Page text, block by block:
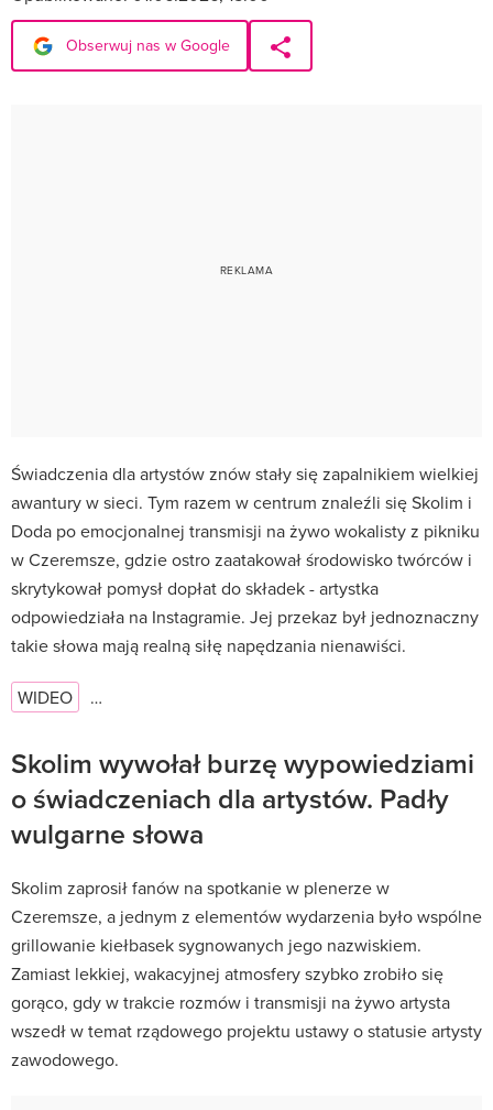
Obserwuj nas w Google
Świadczenia dla artystów znów stały się zapalnikiem wielkiej
awantury w sieci. Tym razem w centrum znaleźli się Skolim i
Doda po emocjonalnej transmisji na żywo wokalisty z pikniku
w Czeremsze, gdzie ostro zaatakował środowisko twórców i
skrytykował pomysł dopłat do składek - artystka
odpowiedziała na Instagramie. Jej przekaz był jednoznaczny
takie słowa mają realną siłę napędzania nienawiści.
WIDEO …
Skolim wywołał burzę wypowiedziami
o świadczeniach dla artystów. Padły
wulgarne słowa
Skolim zaprosił fanów na spotkanie w plenerze w
Czeremsze, a jednym z elementów wydarzenia było wspólne
grillowanie kiełbasek sygnowanych jego nazwiskiem.
Zamiast lekkiej, wakacyjnej atmosfery szybko zrobiło się
gorąco, gdy w trakcie rozmów i transmisji na żywo artysta
wszedł w temat rządowego projektu ustawy o statusie artysty
zawodowego.